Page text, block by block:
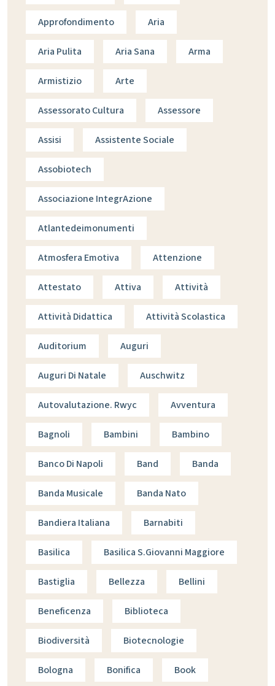
Approfondimento Aria
Aria Pulita Aria Sana Arma
Armistizio Arte
Assessorato Cultura Assessore
Assisi Assistente Sociale
Assobiotech
Associazione IntegrAzione
Atlantedeimonumenti
Atmosfera Emotiva Attenzione
Attestato Attiva Attività
Attività Didattica Attività Scolastica
Auditorium Auguri
Auguri Di Natale Auschwitz
Autovalutazione. Rwyc Avventura
Bagnoli Bambini Bambino
Banco Di Napoli Band Banda
Banda Musicale Banda Nato
Bandiera Italiana Barnabiti
Basilica Basilica S.giovanni Maggiore
Bastiglia Bellezza Bellini
Beneficenza Biblioteca
Biodiversità Biotecnologie
Bologna Bonifica Book